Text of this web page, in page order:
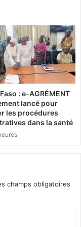
: e-AGRÉMENT
lancé pour
les procédures
dans la santé
champs obligatoires